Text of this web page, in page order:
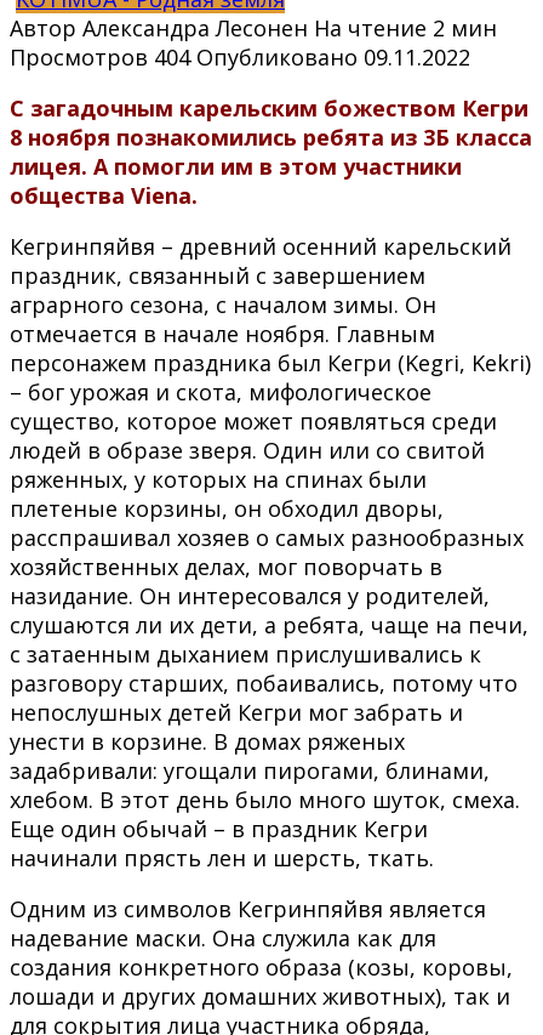
Автор Александра Лесонен На чтение 2 мин
Просмотров 404 Опубликовано 09.11.2022
С загадочным карельским божеством Кегри
8 ноября познакомились ребята из 3Б класса
лицея. А помогли им в этом участники
общества Viena.
Кегринпяйвя – древний осенний карельский
праздник, связанный с завершением
аграрного сезона, с началом зимы. Он
отмечается в начале ноября. Главным
персонажем праздника был Кегри (Kegri, Kekri)
– бог урожая и скота, мифологическое
существо, которое может появляться среди
людей в образе зверя. Один или со свитой
ряженных, у которых на спинах были
плетеные корзины, он обходил дворы,
расспрашивал хозяев о самых разнообразных
хозяйственных делах, мог поворчать в
назидание. Он интересовался у родителей,
слушаются ли их дети, а ребята, чаще на печи,
с затаенным дыханием прислушивались к
разговору старших, побаивались, потому что
непослушных детей Кегри мог забрать и
унести в корзине. В домах ряженых
задабривали: угощали пирогами, блинами,
хлебом. В этот день было много шуток, смеха.
Еще один обычай – в праздник Кегри
начинали прясть лен и шерсть, ткать.
Одним из символов Кегринпяйвя является
надевание маски. Она служила как для
создания конкретного образа (козы, коровы,
лошади и других домашних животных), так и
для сокрытия лица участника обряда,